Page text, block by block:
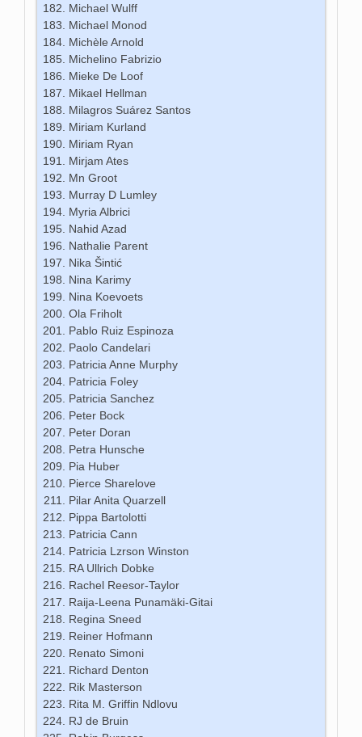
Michael Wulff
Michael Monod
Michèle Arnold
Michelino Fabrizio
Mieke De Loof
Mikael Hellman
Milagros Suárez Santos
Miriam Kurland
Miriam Ryan
Mirjam Ates
Mn Groot
Murray D Lumley
Myria Albrici
Nahid Azad
Nathalie Parent
Nika Šintić
Nina Karimy
Nina Koevoets
Ola Friholt
Pablo Ruiz Espinoza
Paolo Candelari
Patricia Anne Murphy
Patricia Foley
Patricia Sanchez
Peter Bock
Peter Doran
Petra Hunsche
Pia Huber
Pierce Sharelove
Pilar Anita Quarzell
Pippa Bartolotti
Patricia Cann
Patricia Lzrson Winston
RA Ullrich Dobke
Rachel Reesor-Taylor
Raija-Leena Punamäki-Gitai
Regina Sneed
Reiner Hofmann
Renato Simoni
Richard Denton
Rik Masterson
Rita M. Griffin Ndlovu
RJ de Bruin